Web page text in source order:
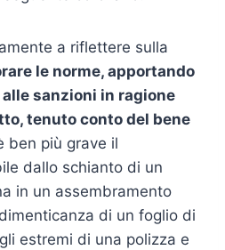
a riflettere sulla
le norme, apportando
sanzioni in ragione
tenuto conto del bene
ben più grave il
dallo schianto di un
in un assembramento
di un foglio di
estremi di una polizza e